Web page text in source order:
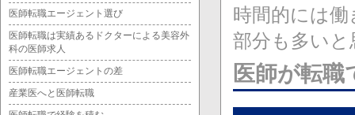
時間的には
部分も多い
医師が転
医師転職エージェント選び
医師転職は実績あるドクターによる美容外
科の医師求人
医師転職エージェントの差
産業医へと医師転職